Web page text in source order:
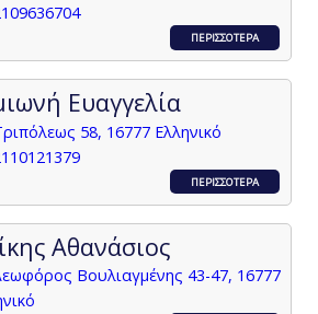
ΠΕΡΙΣΣΟΤΕΡΑ
Ευαγγελία
58, 16777 Ελληνικό
ΠΕΡΙΣΣΟΤΕΡΑ
Αθανάσιος
Βουλιαγμένης 43-47, 16777